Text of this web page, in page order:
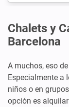
Chalets y
Barcelona
A muchos, eso
Especialmente a
niños o en
opción es